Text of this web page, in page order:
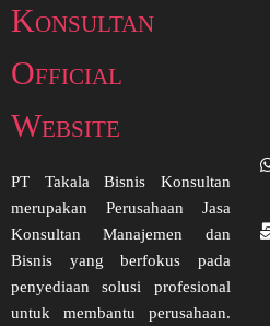
Konsultan
Official
Website
PT Takala Bisnis Konsultan
merupakan Perusahaan Jasa
Konsultan Manajemen dan
Bisnis yang berfokus pada
penyediaan solusi profesional
untuk membantu perusahaan.